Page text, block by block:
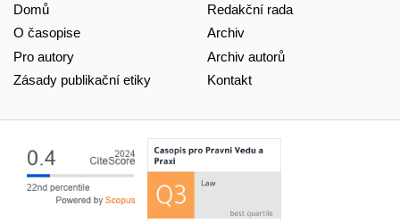
Domů
O časopise
Pro autory
Zásady publikační etiky
Redakční rada
Archiv
Archiv autorů
Kontakt